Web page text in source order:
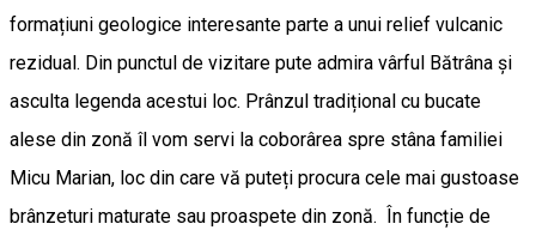
formațiuni geologice interesante parte a unui relief vulcanic
rezidual. Din punctul de vizitare pute admira vârful Bătrâna și
asculta legenda acestui loc. Prânzul tradițional cu bucate
alese din zonă îl vom servi la coborârea spre stâna familiei
Micu Marian, loc din care vă puteți procura cele mai gustoase
brânzeturi maturate sau proaspete din zonă. În funcție de